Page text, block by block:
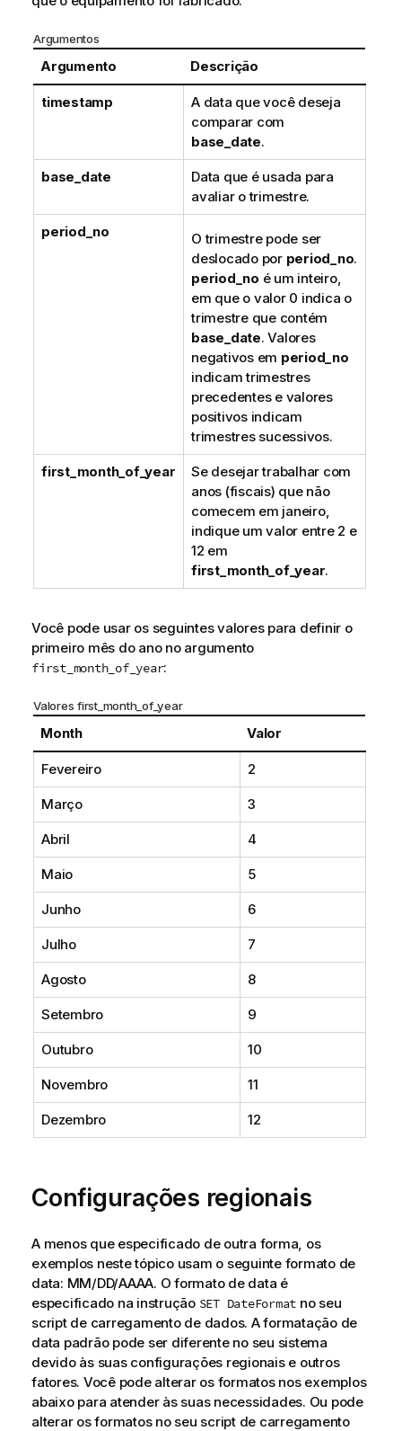
Argumentos
Argumento Descrição
timestamp
A data que você deseja
comparar com
base_date.
base_date
Data que é usada para
avaliar o trimestre.
period_no
O trimestre pode ser
deslocado por period_no.
period_no é um inteiro,
em que o valor 0 indica o
trimestre que contém
base_date. Valores
negativos em period_no
indicam trimestres
precedentes e valores
positivos indicam
trimestres sucessivos.
first_month_of_year
Se desejar trabalhar com
anos (fiscais) que não
comecem em janeiro,
indique um valor entre 2 e
12 em
first_month_of_year.
Você pode usar os seguintes valores para definir o
primeiro mês do ano no argumento
first_month_of_year:
Valores first_month_of_year
Month Valor
Fevereiro 2
Março 3
Abril 4
Maio 5
Junho 6
Julho 7
Agosto 8
Setembro 9
Outubro 10
Novembro 11
Dezembro 12
Configurações regionais
A menos que especificado de outra forma, os
exemplos neste tópico usam o seguinte formato de
data: MM/DD/AAAA. O formato de data é
especificado na instrução SET DateFormat no seu
script de carregamento de dados. A formatação de
data padrão pode ser diferente no seu sistema
devido às suas configurações regionais e outros
fatores. Você pode alterar os formatos nos exemplos
abaixo para atender às suas necessidades. Ou pode
alterar os formatos no seu script de carregamento